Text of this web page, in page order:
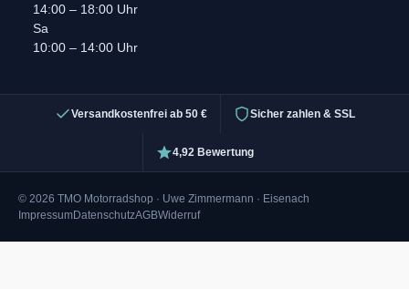
14:00 – 18:00 Uhr
Sa
10:00 – 14:00 Uhr
Versandkostenfrei ab 50 € Sicher zahlen & SSL
4,92 Bewertung
© 2026 TMO Motorradshop · Uwe Zimmermann · Eisenach
ImpressumDatenschutzAGBWiderruf